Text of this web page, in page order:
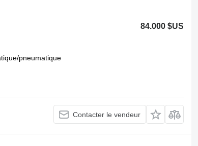
84.000 $US
pneumatique
Contacter le vendeur